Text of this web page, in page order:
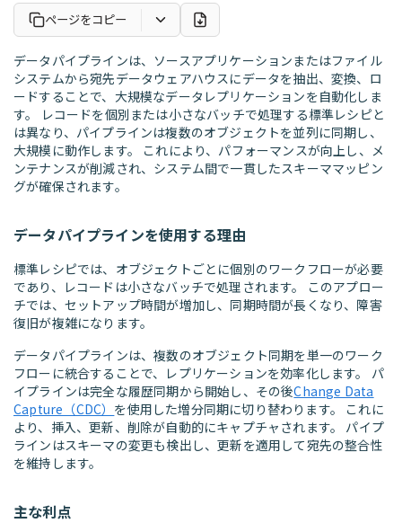
ページをコピー
データパイプラインは、ソースアプリケーションまたはファイル
システムから宛先データウェアハウスにデータを抽出、変換、ロ
ードすることで、大規模なデータレプリケーションを自動化しま
す。 レコードを個別または小さなバッチで処理する標準レシピと
は異なり、パイプラインは複数のオブジェクトを並列に同期し、
大規模に動作します。 これにより、パフォーマンスが向上し、メ
ンテナンスが削減され、システム間で一貫したスキーママッピン
グが確保されます。
データパイプラインを使用する理由
標準レシピでは、オブジェクトごとに個別のワークフローが必要
であり、レコードは小さなバッチで処理されます。 このアプロー
チでは、セットアップ時間が増加し、同期時間が長くなり、障害
復旧が複雑になります。
データパイプラインは、複数のオブジェクト同期を単一のワーク
フローに統合することで、レプリケーションを効率化します。 パ
イプラインは完全な履歴同期から開始し、その後Change Data
Capture（CDC） を使用した増分同期に切り替わります。 これに
より、挿入、更新、削除が自動的にキャプチャされます。 パイプ
ラインはスキーマの変更も検出し、更新を適用して宛先の整合性
を維持します。
主な利点